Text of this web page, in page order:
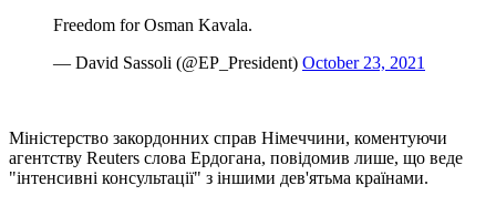
Freedom for Osman Kavala.
— David Sassoli (@EP_President) October 23, 2021
Міністерство закордонних справ Німеччини, коментуючи
агентству Reuters слова Ердогана, повідомив лише, що веде
"інтенсивні консультації" з іншими дев'ятьма країнами.